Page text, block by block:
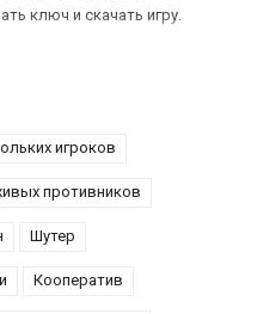
ключ и скачать игру.
принять в инвентарь. Если
передайте ему
Appreciation Pack, в
игроков
противников
Шутер
Кооператив